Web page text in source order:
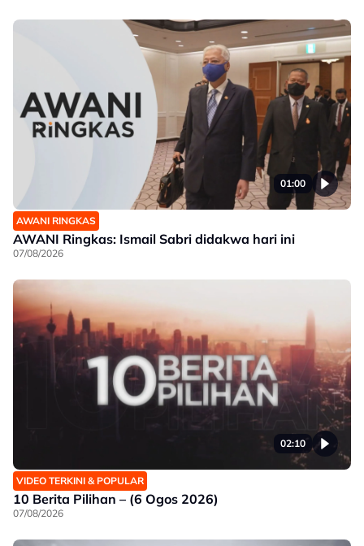
01:00
AWANI RINGKAS
AWANI Ringkas: Ismail Sabri didakwa hari ini
07/08/2026
02:10
VIDEO TERKINI & POPULAR
10 Berita Pilihan – (6 Ogos 2026)
07/08/2026